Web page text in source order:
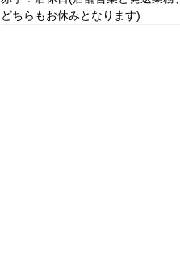
どちらもお休みとなります)